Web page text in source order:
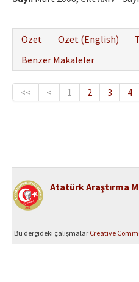
Özet
Özet (English)
Benzer Makaleler
<< < 1 2 3 4
Atatürk Araştırma
Bu dergideki çalışmalar Creative